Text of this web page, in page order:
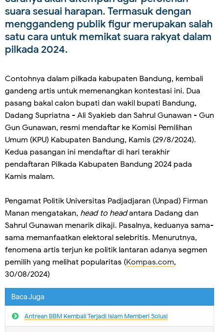
suara sesuai harapan. Termasuk dengan
menggandeng publik figur merupakan salah
satu cara untuk memikat suara rakyat dalam
pilkada 2024.
Contohnya dalam pilkada kabupaten Bandung, kembali
gandeng artis untuk memenangkan kontestasi ini. Dua
pasang bakal calon bupati dan wakil bupati Bandung,
Dadang Supriatna - Ali Syakieb dan Sahrul Gunawan - Gun
Gun Gunawan, resmi mendaftar ke Komisi Pemilihan
Umum (KPU) Kabupaten Bandung, Kamis (29/8/2024).
Kedua pasangan ini mendaftar di hari terakhir
pendaftaran Pilkada Kabupaten Bandung 2024 pada
Kamis malam.
Pengamat Politik Universitas Padjadjaran (Unpad) Firman
Manan mengatakan, head to headantara Dadang dan
Sahrul Gunawan menarik dikaji. Pasalnya, keduanya sama-
sama memanfaatkan elektoral selebritis. Menurutnya,
fenomena artis terjun ke politik lantaran adanya segmen
pemilih yang melihat popularitas (Kompas.com,
30/08/2024)
Baca Juga
Antrean BBM Kembali Terjadi lslam Memberi Solusi